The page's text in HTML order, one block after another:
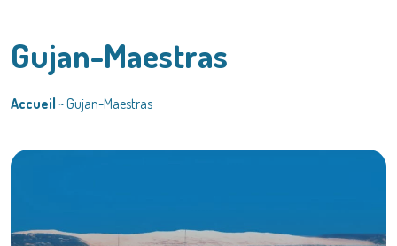
Gujan-Maestras
Accueil ~Gujan-Maestras